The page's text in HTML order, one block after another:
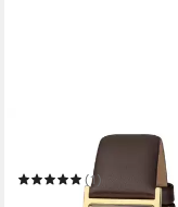
Titanuhr F1509
(1)
ab 113,92 € UVP128,00 €